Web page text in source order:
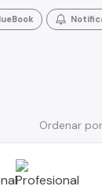
Ordenar por